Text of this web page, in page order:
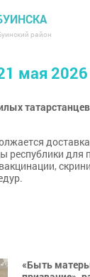
район
мая 2026
республики для
«Быть